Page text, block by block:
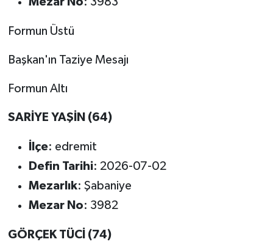
Formun Üstü
Başkan'ın Taziye Mesajı
Formun Altı
SARİYE YAŞİN (64)
İlçe: edremit
Defin Tarihi: 2026-07-02
Mezarlık: Şabaniye
Mezar No: 3982
GÖRÇEK TÜCİ (74)